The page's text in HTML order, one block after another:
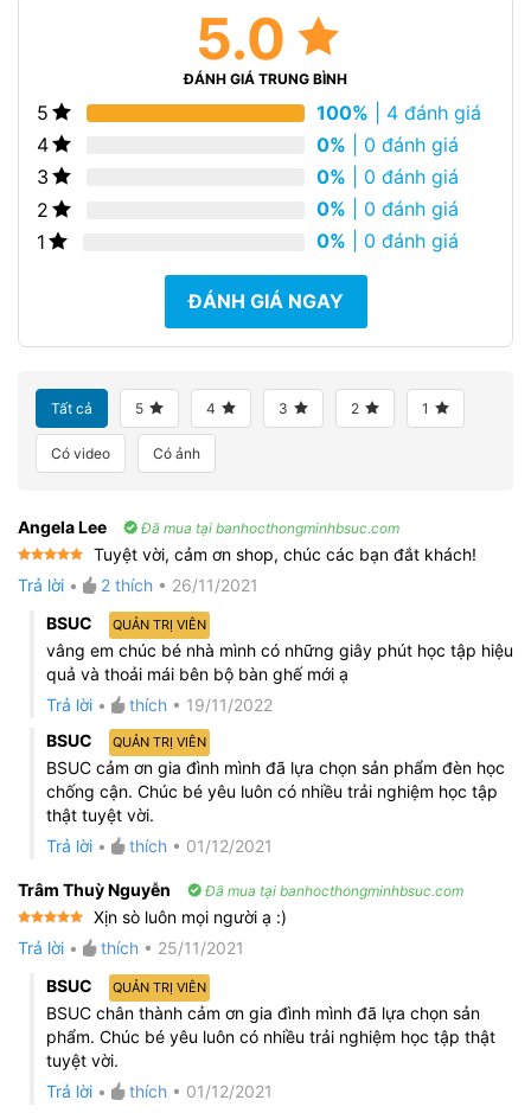
5.0
ĐÁNH GIÁ TRUNG BÌNH
5 100% | 4 đánh giá
4
0% | 0 đánh giá
3
0% | 0 đánh giá
2
0% | 0 đánh giá
1
0% | 0 đánh giá
ĐÁNH GIÁ NGAY
Tất cả 5 4 3 2 1
Có video Có ảnh
Angela Lee Đã mua tại banhocthongminhbsuc.com
hạng55
Tuyệt vời, cảm ơn shop, chúc các bạn đắt khách!
Trả lời • 2 thích • 26/11/2021
BSUC
QUẢN TRỊ VIÊN
vâng em chúc bé nhà mình có những giây phút học tập hiệu
quả và thoải mái bên bộ bàn ghế mới ạ
Trả lời • thích • 19/11/2022
BSUC
QUẢN TRỊ VIÊN
BSUC cảm ơn gia đình mình đã lựa chọn sản phẩm đèn học
chống cận. Chúc bé yêu luôn có nhiều trải nghiệm học tập
thật tuyệt vời.
Trả lời • thích • 01/12/2021
Trâm Thuỳ Nguyễn Đã mua tại banhocthongminhbsuc.com
hạng55
Xịn sò luôn mọi người ạ :)
Trả lời • thích • 25/11/2021
BSUC
QUẢN TRỊ VIÊN
BSUC chân thành cảm ơn gia đình mình đã lựa chọn sản
phẩm. Chúc bé yêu luôn có nhiều trải nghiệm học tập thật
tuyệt vời.
Trả lời • thích • 01/12/2021